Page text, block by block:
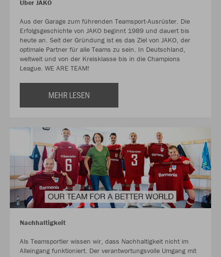
Über JAKO
Aus der Garage zum führenden Teamsport-Ausrüster. Die
Erfolgsgeschichte von JAKO beginnt 1989 und dauert bis
heute an. Seit der Gründung ist es das Ziel von JAKO, der
optimale Partner für alle Teams zu sein. In Deutschland,
weltweit und von der Kreisklasse bis in die Champions
League. WE ARE TEAM!
MEHR LESEN
Nachhaltigkeit
Als Teamsportler wissen wir, dass Nachhaltigkeit nicht im
Alleingang funktioniert. Der verantwortungsvolle Umgang mit